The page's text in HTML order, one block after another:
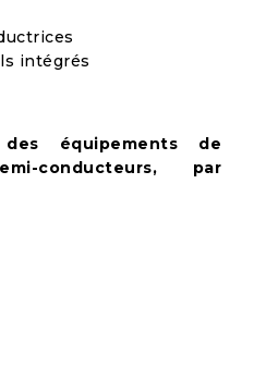
intégrés
équipements de
conducteurs, par